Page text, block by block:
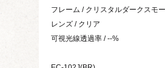
フレーム / クリスタルダークスモ
レンズ / クリア
可視光線透過率 / --%